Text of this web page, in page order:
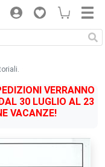
VERRANNO
30 LUGLIO AL 23
VACANZE!